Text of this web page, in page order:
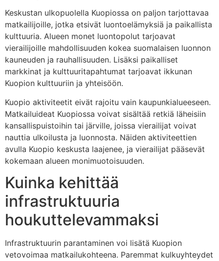
Keskustan ulkopuolella Kuopiossa on paljon tarjottavaa
matkailijoille, jotka etsivät luontoelämyksiä ja paikallista
kulttuuria. Alueen monet luontopolut tarjoavat
vierailijoille mahdollisuuden kokea suomalaisen luonnon
kauneuden ja rauhallisuuden. Lisäksi paikalliset
markkinat ja kulttuuritapahtumat tarjoavat ikkunan
Kuopion kulttuuriin ja yhteisöön.
Kuopio aktiviteetit eivät rajoitu vain kaupunkialueeseen.
Matkailuideat Kuopiossa voivat sisältää retkiä läheisiin
kansallispuistoihin tai järville, joissa vierailijat voivat
nauttia ulkoilusta ja luonnosta. Näiden aktiviteettien
avulla Kuopio keskusta laajenee, ja vierailijat pääsevät
kokemaan alueen monimuotoisuuden.
Kuinka kehittää
infrastruktuuria
houkuttelevammaksi
Infrastruktuurin parantaminen voi lisätä Kuopion
vetovoimaa matkailukohteena. Paremmat kulkuyhteydet